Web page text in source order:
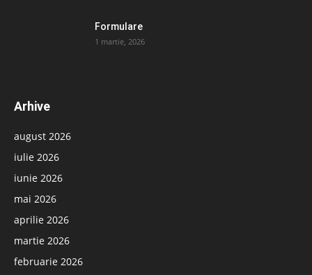
Formulare
1 martie, 2026
Arhive
august 2026
iulie 2026
iunie 2026
mai 2026
aprilie 2026
martie 2026
februarie 2026